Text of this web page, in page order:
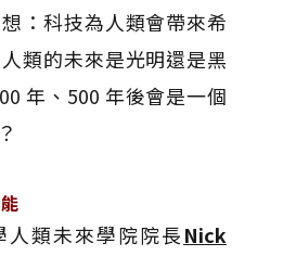
：科技為人類會帶來希
類的未來是光明還是黑
年、500 年後會是一個
人類未來學院院長Nick